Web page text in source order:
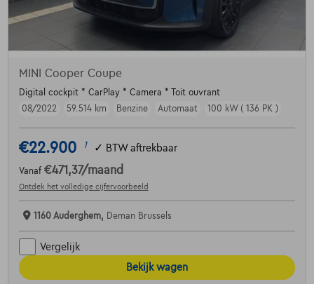
MINI Cooper Coupe
Digital cockpit * CarPlay * Camera * Toit ouvrant
08/2022
59.514 km Benzine Automaat 100 kW ( 136 PK )
€22.900 1 ✓ BTW aftrekbaar
Vanaf €471,37/maand
Ontdek het volledige cijfervoorbeeld
1160 Auderghem, Deman Brussels
Vergelijk
Bekijk wagen